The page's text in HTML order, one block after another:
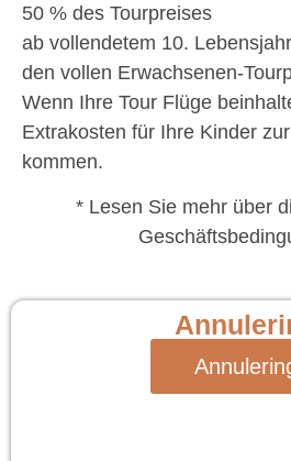
50 % des Tourpreises
ab vollendetem 10.
den vollen Erwachsenen-
Wenn Ihre Tour Flüge
Extrakosten für Ihre Kinder
kommen.
* Lesen Sie mehr über